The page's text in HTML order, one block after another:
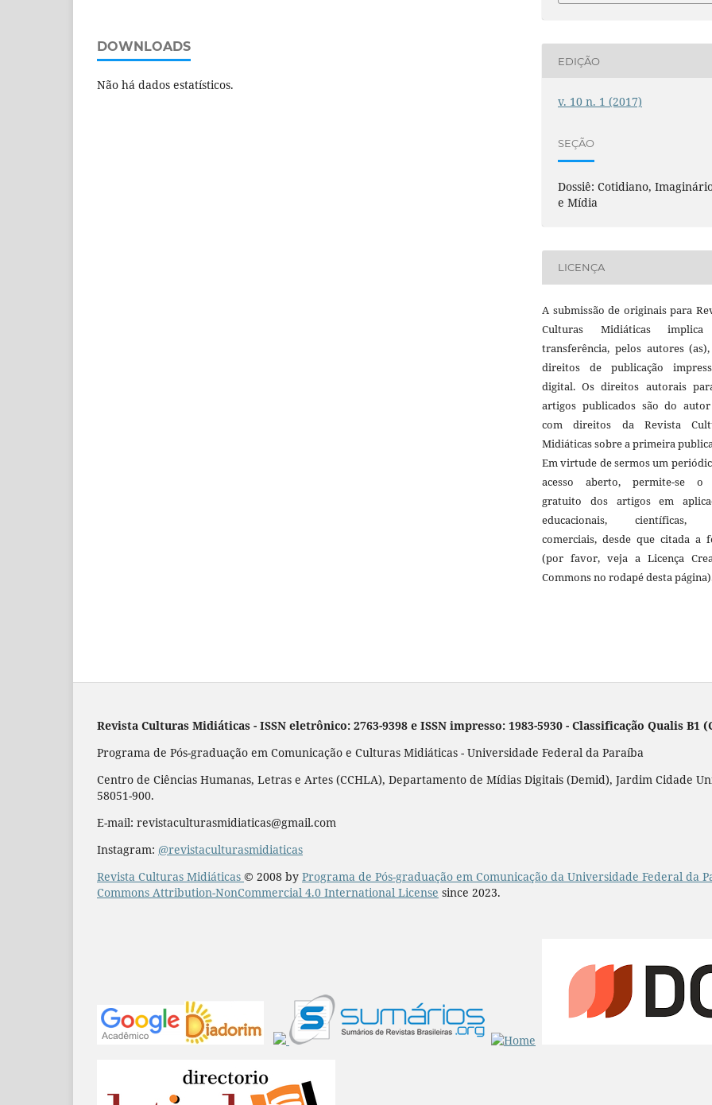
DOWNLOADS
Não há dados estatísticos.
EDIÇÃO
v. 10 n. 1 (2017)
SEÇÃO
Dossiê: Cotidiano,
e Mídia
LICENÇA
A submissão de originais para
Culturas Midiáticas
transferência, pelos autores
direitos de publicação
digital. Os direitos autorais
artigos publicados são do
com direitos da Revista
Midiáticas sobre a primeira
Em virtude de sermos um
acesso aberto, permite-se o
gratuito dos artigos em
educacionais, científicas,
comerciais, desde que citada a
(por favor, veja a Licença
Commons no rodapé desta
Revista Culturas Midiáticas - ISSN eletrônico: 2763-9398 e ISSN impresso: 1983-5930 - Classificação Qualis
Programa de Pós-graduação em Comunicação e Culturas Midiáticas - Universidade Federal da Paraíba
Centro de Ciências Humanas, Letras e Artes (CCHLA), Departamento de Mídias Digitais (Demid), Jardim Cidade
58051-900.
E-mail: revistaculturasmidiaticas@gmail.com
Instagram: @revistaculturasmidiaticas
Revista Culturas Midiáticas © 2008 by Programa de Pós-graduação em Comunicação da Universidade Federal da
Commons Attribution-NonCommercial 4.0 International License since 2023.